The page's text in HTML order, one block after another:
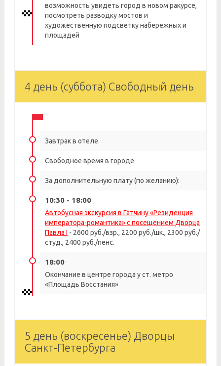
возможность увидеть город в новом ракурсе,
посмотреть разводку мостов и
художественную подсветку набережных и
площадей
4 день (суббота) Свободный день
Завтрак в отеле
Свободное время в городе
За дополнительную плату (по желанию):
10:30 - 18:00
Автобусная экскурсия в Гатчину «Резиденция
императора-романтика» с посещением Дворца
Павла I - 2600 руб./взр., 2200 руб./шк., 2300 руб./
студ., 2400 руб./пенс.
18:00
Окончание в центре города у ст. метро
«Площадь Восстания»
5 день (воскресенье) Дворцы
Санкт-Петербурга